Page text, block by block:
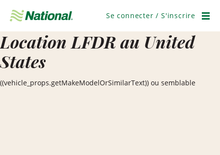
navigation
Se connecter / S'inscrire
Location LFDR au United
States
((vehicle_props.getMakeModelOrSimilarText)) ou semblable